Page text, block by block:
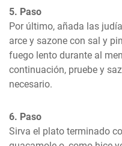
5. Paso
Por último, añada las
arce y sazone con sal y
fuego lento durante al
continuación, pruebe y
necesario.
6. Paso
Sirva el plato terminado